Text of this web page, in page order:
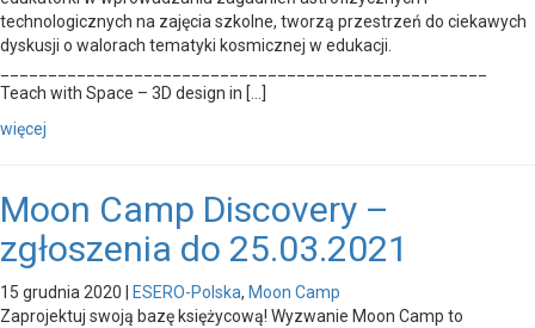
technologicznych na zajęcia szkolne, tworzą przestrzeń do ciekawych
dyskusji o walorach tematyki kosmicznej w edukacji.
Teach with Space – 3D design in […]
więcej
Moon Camp Discovery –
zgłoszenia do 25.03.2021
15 grudnia 2020 | ESERO-Polska, Moon Camp
Zaprojektuj swoją bazę księżycową! Wyzwanie Moon Camp to